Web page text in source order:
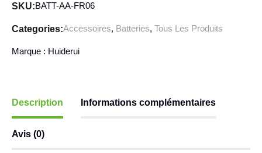
SKU:BATT-AA-FR06
Categories:Accessoires, Batteries, Tous Les Produits
Marque : Huiderui
Description Informations complémentaires
Avis (0)